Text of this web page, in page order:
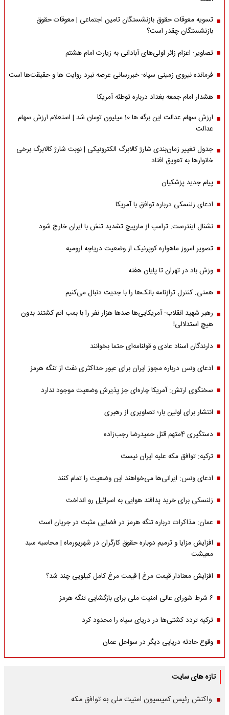
تسویه معوقات حقوق بازنشستگان تامین اجتماعی | معوقات حقوق
بازنشستگان چقدر است؟
تصاویر: اعزام زائر اولی‌های آبادانی به زیارت امام هشتم
فرمانده نیروی زمینی سپاه: خبررسانی عرصه نبرد روایت ها و حقیقت‌ها است
هشدار امام جمعه بغداد درباره توطئه آمریکا
ارزش سهام عدالت این برگه ها 10 میلیون تومان شد | استعلام ارزش سهام
عدالت
جدول تغییر زمان‌بندی شارژ کالابرگ الکترونیکی | نوبت شارژ کالابرگ برخی
خانوارها به تعویق افتاد
پیام جدید پزشکیان
ادعای زلنسکی درباره توافق با آمریکا
نشنال اینترست: ترامپ از مارپیچ تشدید تنش با ایران خارج شود
تصویر امروز ماهواره کوپرنیک از وضعیت دریاچه ارومیه
وزش باد در تهران تا پایان هفته
همتی: کنترل ترازنامه بانک‌ها را با جدیت دنبال می‌کنیم
رهبر شهید انقلاب: آمریکایی‌ها صدها هزار نفر را با بمب اتم کشتند بدون
هیچ استدلالی!
دارندگان اسناد عادی و قولنامه‌ای حتما بخوانند
ادعای ونس درباره مجوز ایران برای عبور حداکثری نفت از تنگه هرمز
سخنگوی ارتش: آمریکا چاره‌ای جز پذیرش وضعیت موجود ندارد
انتشار برای اولین بار؛ تصاویری از رهبری
دستگیری 4متهم قتل حمیدرضا رجب‌زاده
ترکیه: توافق مکه علیه ایران نیست
ادعای ونس: ایرانی‌ها می‌خواهند این وضعیت را تمام کنند
زلنسکی برای خرید پدافند هوایی به اسرائیل رو انداخت
عمان: مذاکرات درباره تنگه هرمز در فضایی مثبت در جریان است
افزایش مزایا و ترمیم دوباره حقوق کارگران در شهریورماه | محاسبه سبد
معیشت
افزایش معنادار قیمت مرغ | قیمت مرغ کامل کیلویی چند شد؟
۶ شرط شورای عالی امنیت ملی برای بازگشایی تنگه هرمز
ترکیه تردد کشتی‌ها در دریای سیاه را محدود کرد
وقوع حادثه دریایی دیگر در سواحل عمان
تازه های سایت
واکنش رئیس کمیسیون امنیت ملی به توافق مکه